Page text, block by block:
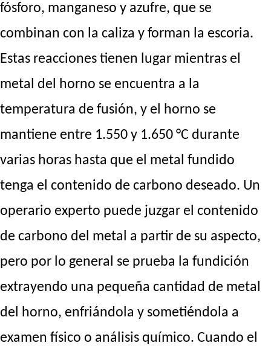
fósforo, manganeso y azufre, que se
combinan con la caliza y forman la escoria.
Estas reacciones tienen lugar mientras el
metal del horno se encuentra a la
temperatura de fusión, y el horno se
mantiene entre 1.550 y 1.650 °C durante
varias horas hasta que el metal fundido
tenga el contenido de carbono deseado. Un
operario experto puede juzgar el contenido
de carbono del metal a partir de su aspecto,
pero por lo general se prueba la fundición
extrayendo una pequeña cantidad de metal
del horno, enfriándola y sometiéndola a
examen físico o análisis químico. Cuando el